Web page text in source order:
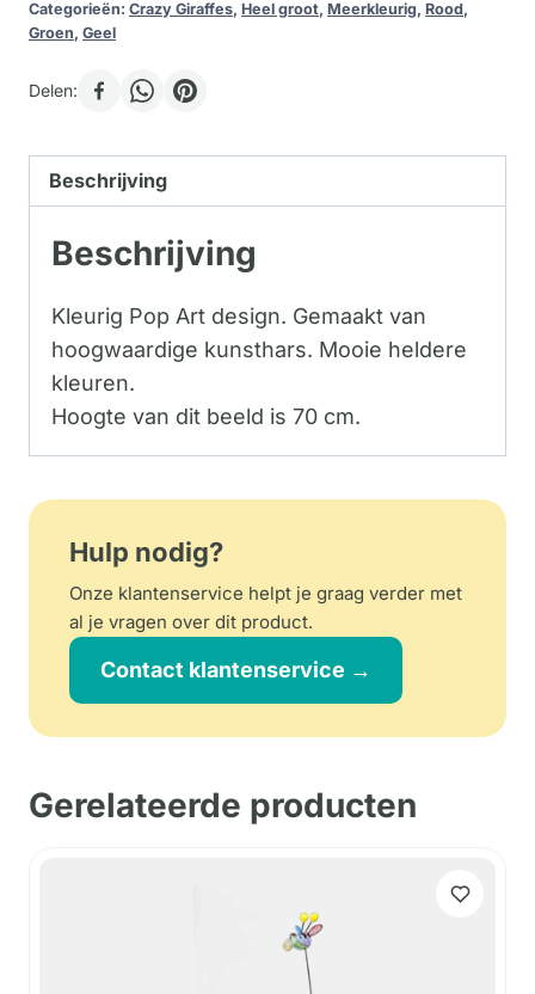
Categorieën: Crazy Giraffes, Heel groot, Meerkleurig, Rood,
Groen, Geel
Delen:
Beschrijving
Beschrijving
Kleurig Pop Art design. Gemaakt van
hoogwaardige kunsthars. Mooie heldere
kleuren.
Hoogte van dit beeld is 70 cm.
Hulp nodig?
Onze klantenservice helpt je graag verder met
al je vragen over dit product.
Contact klantenservice →
Gerelateerde producten